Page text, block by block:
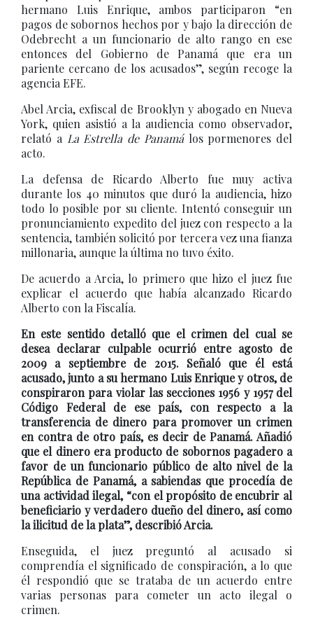
hermano Luis Enrique, ambos participaron “en
pagos de sobornos hechos por y bajo la dirección de
Odebrecht a un funcionario de alto rango en ese
entonces del Gobierno de Panamá que era un
pariente cercano de los acusados”, según recoge la
agencia EFE.
Abel Arcia, exfiscal de Brooklyn y abogado en Nueva
York, quien asistió a la audiencia como observador,
relató a La Estrella de Panamálos pormenores del
acto.
La defensa de Ricardo Alberto fue muy activa
durante los 40 minutos que duró la audiencia, hizo
todo lo posible por su cliente. Intentó conseguir un
pronunciamiento expedito del juez con respecto a la
sentencia, también solicitó por tercera vez una fianza
millonaria, aunque la última no tuvo éxito.
De acuerdo a Arcia, lo primero que hizo el juez fue
explicar el acuerdo que había alcanzado Ricardo
Alberto con la Fiscalía.
En este sentido detalló que el crimen del cual se
desea declarar culpable ocurrió entre agosto de
2009 a septiembre de 2015. Señaló que él está
acusado, junto a su hermano Luis Enrique y otros, de
conspiraron para violar las secciones 1956 y 1957 del
Código Federal de ese país, con respecto a la
transferencia de dinero para promover un crimen
en contra de otro país, es decir de Panamá. Añadió
que el dinero era producto de sobornos pagadero a
favor de un funcionario público de alto nivel de la
República de Panamá, a sabiendas que procedía de
una actividad ilegal, “con el propósito de encubrir al
beneficiario y verdadero dueño del dinero, así como
la ilicitud de la plata”, describió Arcia.
Enseguida, el juez preguntó al acusado si
comprendía el significado de conspiración, a lo que
él respondió que se trataba de un acuerdo entre
varias personas para cometer un acto ilegal o
crimen.